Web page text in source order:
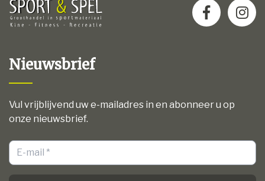
Nieuwsbrief
Vul vrijblijvend uw e-mailadres in en abonneer u op
onze nieuwsbrief.